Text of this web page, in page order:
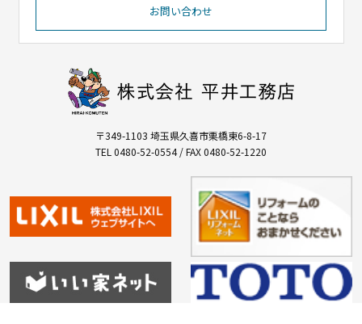
お問い合わせ
〒349-1103 埼玉県久喜市栗橋東6-8-17
TEL 0480-52-0554 / FAX 0480-52-1220